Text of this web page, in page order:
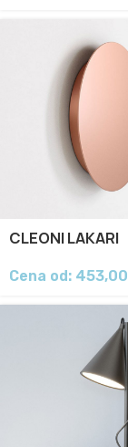
CLEONI LAKARI
Cena od: 453,00